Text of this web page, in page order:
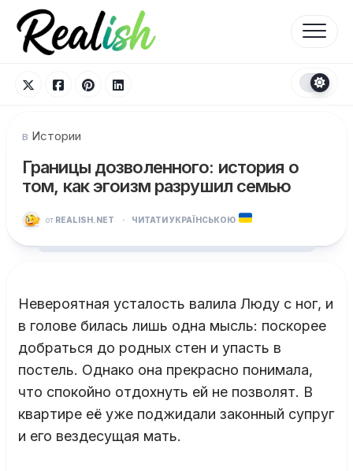
Перейти
содержанию
в Истории
Границы дозволенного: история о
том, как эгоизм разрушил семью
от REALISH.NET · ЧИТАТИ УКРАЇНСЬКОЮ
Невероятная усталость валила Люду с ног, и
в голове билась лишь одна мысль: поскорее
добраться до родных стен и упасть в
постель. Однако она прекрасно понимала,
что спокойно отдохнуть ей не позволят. В
квартире её уже поджидали законный супруг
и его вездесущая мать.